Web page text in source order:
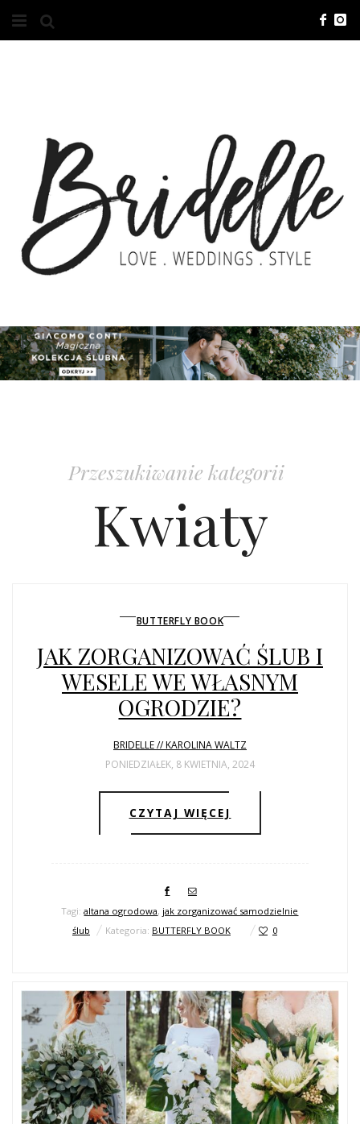
O NAS
KONTAKT
REKLAMA
ADVERTISING
ZGŁOSZENIA
{HOT SEXY BEST}
BRI GROUP
Przeszukiwanie kategorii
Kwiaty
BUTTERFLY BOOK
JAK ZORGANIZOWAĆ ŚLUB I
WESELE WE WŁASNYM
OGRODZIE?
BRIDELLE // KAROLINA WALTZ
PONIEDZIAŁEK, 8 KWIETNIA, 2024
CZYTAJ WIĘCEJ
Tagi:altana ogrodowa, jak zorganizować samodzielnie
ślub
Kategoria: BUTTERFLY BOOK 0